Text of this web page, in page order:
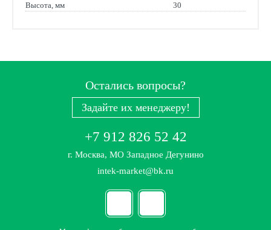
Высота, мм
30
Остались вопросы?
Задайте их менеджеру!
+7 912 826 52 42
г. Москва, МО Западное Дегунино
intek-market@bk.ru